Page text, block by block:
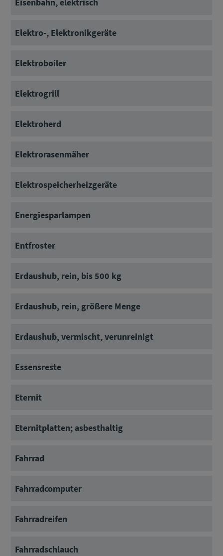
Eisenbahn, elektrisch
Elektro-, Elektronikgeräte
Elektroboiler
Elektrogrill
Elektroherd
Elektrorasenmäher
Elektrospeicherheizgeräte
Energiesparlampen
Entfroster
Erdaushub, rein, bis 500 kg
Erdaushub, rein, größere Menge
Erdaushub, vermischt, verunreinigt
Essensreste
Eternit
Eternitplatten; asbesthaltig
Fahrrad
Fahrradcomputer
Fahrradreifen
Fahrradschlauch